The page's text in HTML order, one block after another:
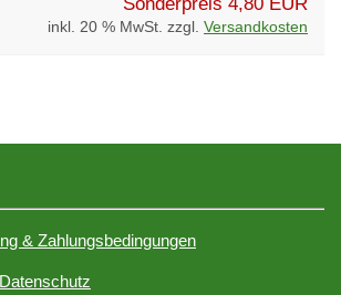
inkl. 20 % MwSt. zzgl. Versandkosten
& Zahlungsbedingungen